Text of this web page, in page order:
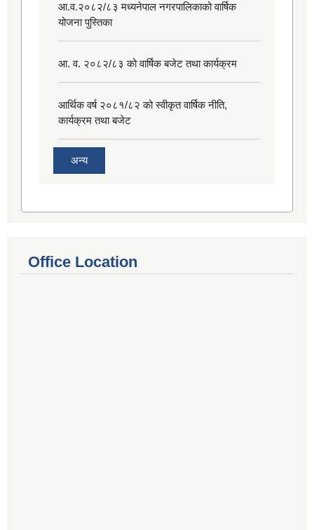
आ.व.२०८२/८३ मध्यनेपाल नगरपालिकाको वार्षिक
योजना पुस्तिका
आ. व. २०८२/८३ को वार्षिक बजेट तथा कार्यक्रम
आर्थिक वर्ष २०८१/८२ को स्वीकृत वार्षिक नीति,
कार्यक्रम तथा बजेट
अन्य
Office Location